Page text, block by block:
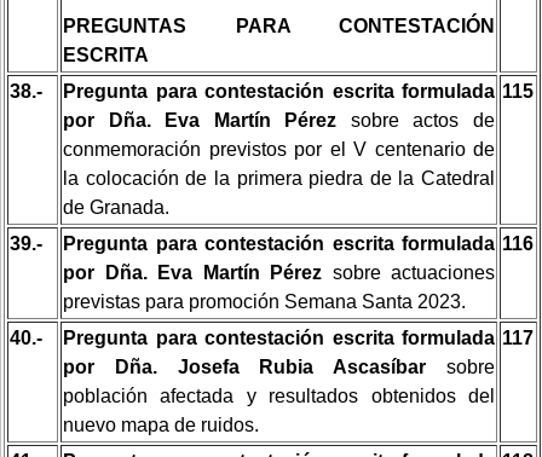
PREGUNTAS PARA CONTESTACIÓN
ESCRITA
38.-
Pregunta para contestación escrita formulada
por Dña. Eva Martín Pérez sobre actos de
conmemoración previstos por el V centenario de
la colocación de la primera piedra de la Catedral
de Granada.
115
39.-
Pregunta para contestación escrita formulada
por Dña. Eva Martín Pérez sobre actuaciones
previstas para promoción Semana Santa 2023.
116
40.-
Pregunta para contestación escrita formulada
por Dña. Josefa Rubia Ascasíbar sobre
población afectada y resultados obtenidos del
nuevo mapa de ruidos.
117